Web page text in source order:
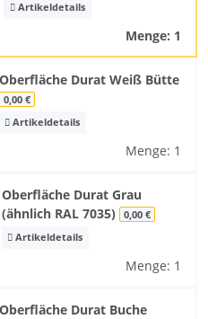
Artikeldetails
Menge: 1
Oberfläche Durat Weiß Bütte
0,00 €
Artikeldetails
Menge: 1
Oberfläche Durat Grau
(ähnlich RAL 7035)
0,00 €
Artikeldetails
Menge: 1
Oberfläche Durat Buche